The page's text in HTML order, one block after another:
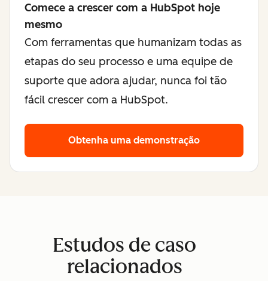
Comece a crescer com a HubSpot hoje
mesmo
Com ferramentas que humanizam todas as
etapas do seu processo e uma equipe de
suporte que adora ajudar, nunca foi tão
fácil crescer com a HubSpot.
Obtenha uma demonstração
Estudos de caso
relacionados